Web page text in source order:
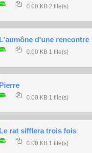
0.00 KB 2 file(s)
L'aumône d'une rencontre
0.00 KB 1 file(s)
Pierre
0.00 KB 1 file(s)
Le rat sifflera trois fois
0.00 KB 1 file(s)